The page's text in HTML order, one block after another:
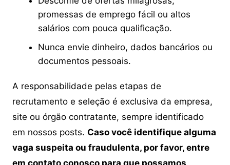
promessas de emprego fácil ou altos
salários com pouca qualificação.
Nunca envie dinheiro, dados bancários ou
documentos pessoais.
A responsabilidade pelas etapas de
recrutamento e seleção é exclusiva da empresa,
site ou órgão contratante, sempre identificado
em nossos posts. Caso você identifique alguma
vaga suspeita ou fraudulenta, por favor, entre
em contato conosco para que possamos